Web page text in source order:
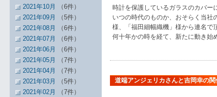
時計を保護しているガラスのカバー
いつの時代のものか、おそらく当社
様、「福田細幅織機」様から連名で
何十年かの時を経て、新たに動き始
道端アンジェリカさんと吉岡幸の
2021年10月
（6件）
2021年09月
（5件）
2021年08月
（6件）
2021年07月
（6件）
2021年06月
（6件）
2021年05月
（7件）
2021年04月
（7件）
2021年03月
（5件）
2021年02月
（7件）